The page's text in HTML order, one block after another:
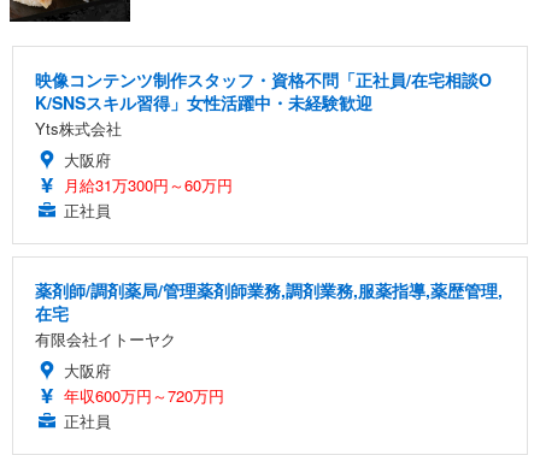
映像コンテンツ制作スタッフ・資格不問「正社員/在宅相談O
K/SNSスキル習得」女性活躍中・未経験歓迎
Yts株式会社
大阪府
月給31万300円～60万円
正社員
薬剤師/調剤薬局/管理薬剤師業務,調剤業務,服薬指導,薬歴管理,
在宅
有限会社イトーヤク
大阪府
年収600万円～720万円
正社員